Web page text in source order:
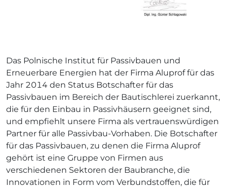
Das Polnische Institut für Passivbauen und
Erneuerbare Energien hat der Firma Aluprof für das
Jahr 2014 den Status Botschafter für das
Passivbauen im Bereich der Bautischlerei zuerkannt,
die für den Einbau in Passivhäusern geeignet sind,
und empfiehlt unsere Firma als vertrauenswürdigen
Partner für alle Passivbau-Vorhaben. Die Botschafter
für das Passivbauen, zu denen die Firma Aluprof
gehört ist eine Gruppe von Firmen aus
verschiedenen Sektoren der Baubranche, die
Innovationen in Form vom Verbundstoffen, die für